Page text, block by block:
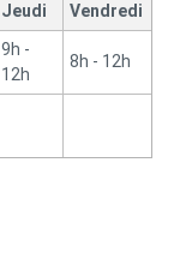
Jeudi Vendredi
9h -
12h
8h - 12h